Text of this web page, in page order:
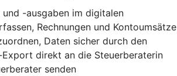
und -ausgaben im digitalen
Rechnungen und Kontoumsätze
Daten sicher durch den
Export direkt an die Steuerberaterin
senden